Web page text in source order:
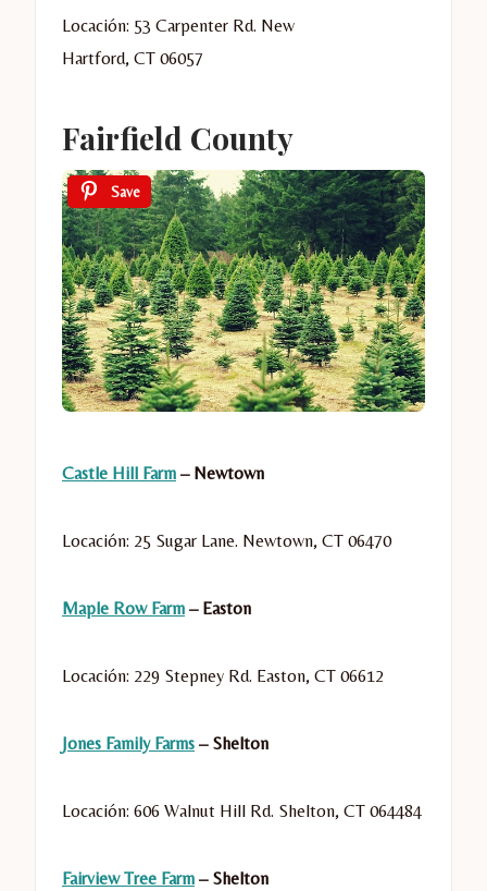
Locación: 53 Carpenter Rd. New
Hartford, CT 06057
Fairfield County
Save
Castle Hill Farm – Newtown
Locación: 25 Sugar Lane. Newtown, CT 06470
Maple Row Farm – Easton
Locación: 229 Stepney Rd. Easton, CT 06612
Jones Family Farms – Shelton
Locación: 606 Walnut Hill Rd. Shelton, CT 064484
Fairview Tree Farm – Shelton